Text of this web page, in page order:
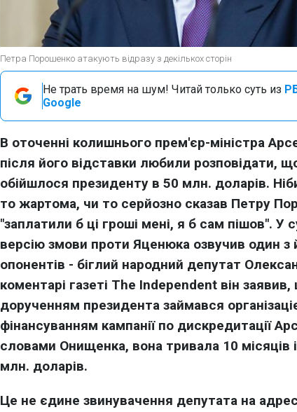
Петра Порошенко атакують відразу з декількох сторін
Не трать время на шум! Читай только суть из
Google
В оточенні колишнього прем'єр-міністра
після його відставки любили розповідати,
обійшлося президенту в 50 млн. доларів.
то жартома, чи то серйозно сказав Петру
"заплатили б ці гроші мені, я б сам пішов". У
версію змови проти Яценюка озвучив один з
опонентів - біглий народний депутат
коментарі газеті The Independent він
дорученням президента займався
фінансуванням кампанії по дискредитації
словами Онищенка, вона тривала 10 місяців
млн. доларів.
Це не єдине звинувачення депутата на